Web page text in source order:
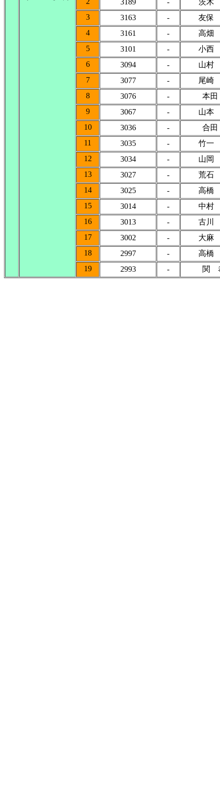
3189 -
茨木
3
3163 -
友保
4
3161 -
高畑
5
3101 -
小西
6
3094 -
山村
7
3077 -
尾崎
8
3076 -
本
9
3067 -
山本
10
3036 -
合
11
3035 -
竹一
12
3034 -
山岡
13
3027 -
荒石
14
3025 -
高橋
15
3014 -
中村
16
3013 -
古川
17
3002 -
大麻
18
2997 -
高橋
19
2993 - 関